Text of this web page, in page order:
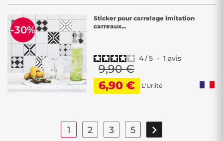
Sticker pour carrelage imitation
carreaux...
4/5 - 1 avis
9,90 €
6,90 €
L'Unité
-30%
1 2 3 5 